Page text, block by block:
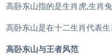
高卧东山指的是生肖虎,生肖
高卧东山是在十二生肖代表
高卧东山与王者风范